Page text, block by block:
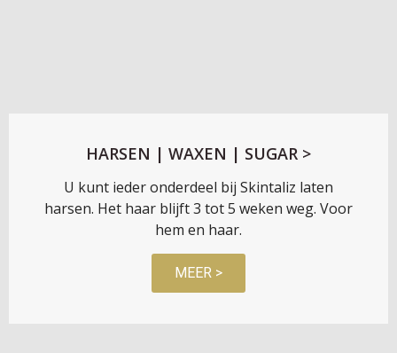
HARSEN | WAXEN | SUGAR >
U kunt ieder onderdeel bij Skintaliz laten
harsen. Het haar blijft 3 tot 5 weken weg. Voor
hem en haar.
MEER >